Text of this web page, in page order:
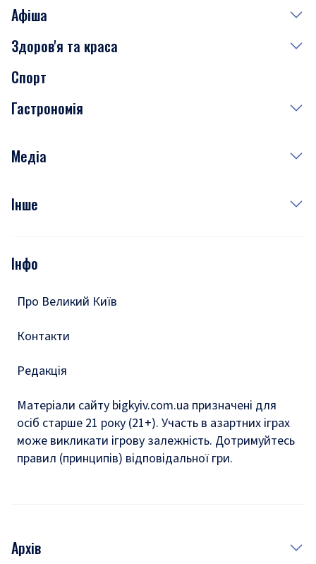
Афіша
Сьогодні
Завтра
Субота
Здоров'я та краса
Медицина
Краса
Спорт
Гастрономія
Рецепти
Медіа
Фото
Подкасти
Інше
Тести
Інфо
Про Великий Київ
Контакти
Редакція
Матеріали сайту bigkyiv.com.ua призначені для
осіб старше 21 року (21+). Участь в азартних іграх
може викликати ігрову залежність. Дотримуйтесь
правил (принципів) відповідальної гри.
Архів